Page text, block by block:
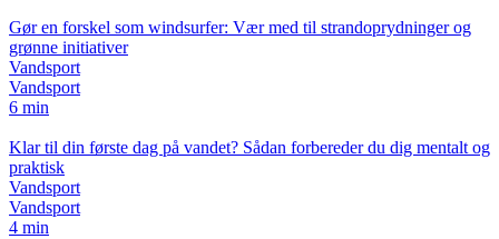
Gør en forskel som windsurfer: Vær med til strandoprydninger og
grønne initiativer
Vandsport
Vandsport
6 min
Klar til din første dag på vandet? Sådan forbereder du dig mentalt og
praktisk
Vandsport
Vandsport
4 min